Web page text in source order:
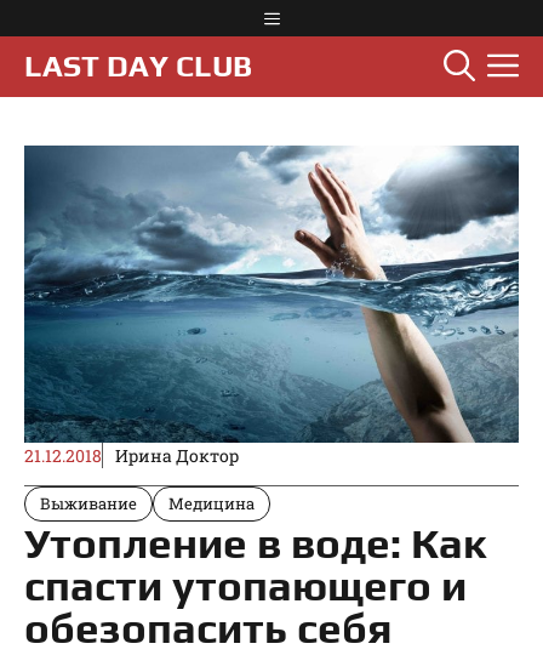
к
содержимому
Меню
LAST DAY CLUB
21.12.2018 Ирина Доктор
Выживание Медицина
Утопление в воде: Как
спасти утопающего и
обезопасить себя